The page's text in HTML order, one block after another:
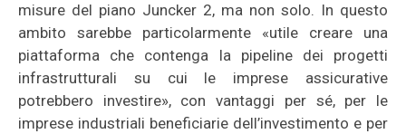
misure del piano Juncker 2, ma non solo. In questo
ambito sarebbe particolarmente «utile creare una
piattaforma che contenga la pipeline dei progetti
infrastrutturali su cui le imprese assicurative
potrebbero investire», con vantaggi per sé, per le
imprese industriali beneficiarie dell’investimento e per